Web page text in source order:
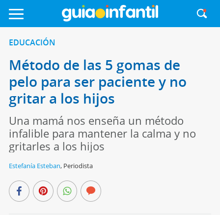
EDUCACIÓN
Método de las 5 gomas de
pelo para ser paciente y no
gritar a los hijos
Una mamá nos enseña un método
infalible para mantener la calma y no
gritarles a los hijos
Estefanía Esteban, Periodista